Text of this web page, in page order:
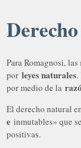
Para Romagnosi,
porleyes naturales.
por medio de la
El derecho natural
e inmutables» que
positivas.